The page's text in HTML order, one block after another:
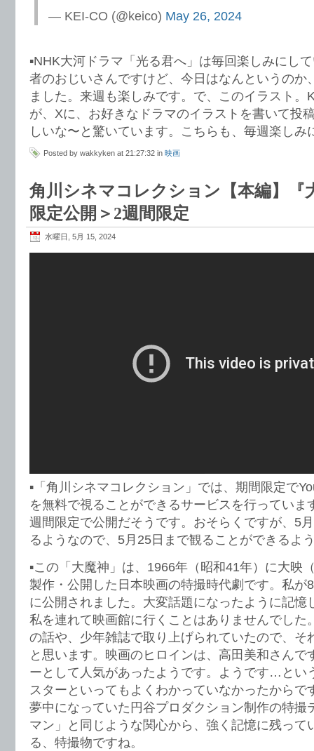
— KEI-CO (@keico) May 26, 2024
▪️NHK大河ドラマ「光る君へ」は毎回楽しみにし
者のおじいさんですけど、今日はなんというのか
ました。来週も楽しみです。で、このイラスト。
が、Xに、お好きなドラマのイラストを書いて投
しいな〜と驚いています。こちらも、毎週楽しみ
Posted by wakkyken at 21:27:32 in 映画
角川シネマコレクション【本編】『
限定公開＞2週間限定
水曜日, 5月 15, 2024
▪️「角川シネマコレクション」では、期間限定で
を無料で視ることができるサービスを行っていま
週間限定で公開だそうです。おそらくですが、5
るようなので、5月25日まで観ることができるよ
▪️この「大魔神」は、1966年（昭和41年）に大映
製作・公開した日本映画の特撮時代劇です。私が
に公開されました。大変話題になったように記憶
私を連れて映画館に行くことはありませんでした
の話や、少年雑誌で取り上げられていたので、そ
と思います。映画のヒロインは、高田美和さんで
ーとして人気があったようです。ようです…とい
スターといってもよくわかっていなかったからで
夢中になっていた円谷プロダクション制作の特撮
マン」と同じような関心から、強く記憶に残って
る、特撮物ですね。